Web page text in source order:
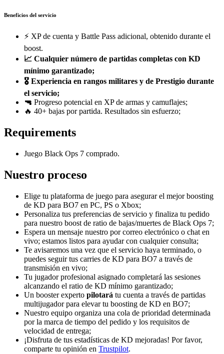
Beneficios del servicio
⚡ XP de cuenta y Battle Pass adicional, obtenido durante el
boost.
📈 Cualquier número de partidas completas con KD
mínimo garantizado;
🎖️ Experiencia en rangos militares y de Prestigio durante
el servicio;
🔫 Progreso potencial en XP de armas y camuflajes;
🔥 40+ bajas por partida. Resultados sin esfuerzo;
Requirements
Juego Black Ops 7 comprado.
Nuestro proceso
Elige tu plataforma de juego para asegurar el mejor boosting
de KD para BO7 en PC, PS o Xbox;
Personaliza tus preferencias de servicio y finaliza tu pedido
para nuestro boost de ratio de bajas/muertes de Black Ops 7;
Espera un mensaje nuestro por correo electrónico o chat en
vivo; estamos listos para ayudar con cualquier consulta;
Te avisaremos una vez que el servicio haya terminado, o
puedes seguir tus carries de KD para BO7 a través de
transmisión en vivo;
Tu jugador profesional asignado completará las sesiones
alcanzando el ratio de KD mínimo garantizado;
Un booster experto pilotará tu cuenta a través de partidas
multijugador para elevar tu boosting de KD en BO7;
Nuestro equipo organiza una cola de prioridad determinada
por la marca de tiempo del pedido y los requisitos de
velocidad de entrega;
¡Disfruta de tus estadísticas de KD mejoradas! Por favor,
comparte tu opinión en Trustpilot.